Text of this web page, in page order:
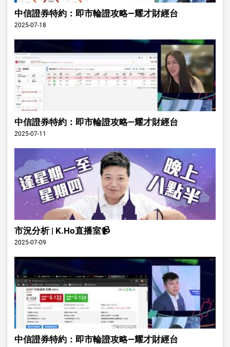
中信證券特約：即市輪證攻略—耀才財經台
2025-07-18
中信證券特約：即市輪證攻略—耀才財經台
2025-07-11
市況分析 | K.Ho直播室📹
2025-07-09
中信證券特約：即市輪證攻略—耀才財經台